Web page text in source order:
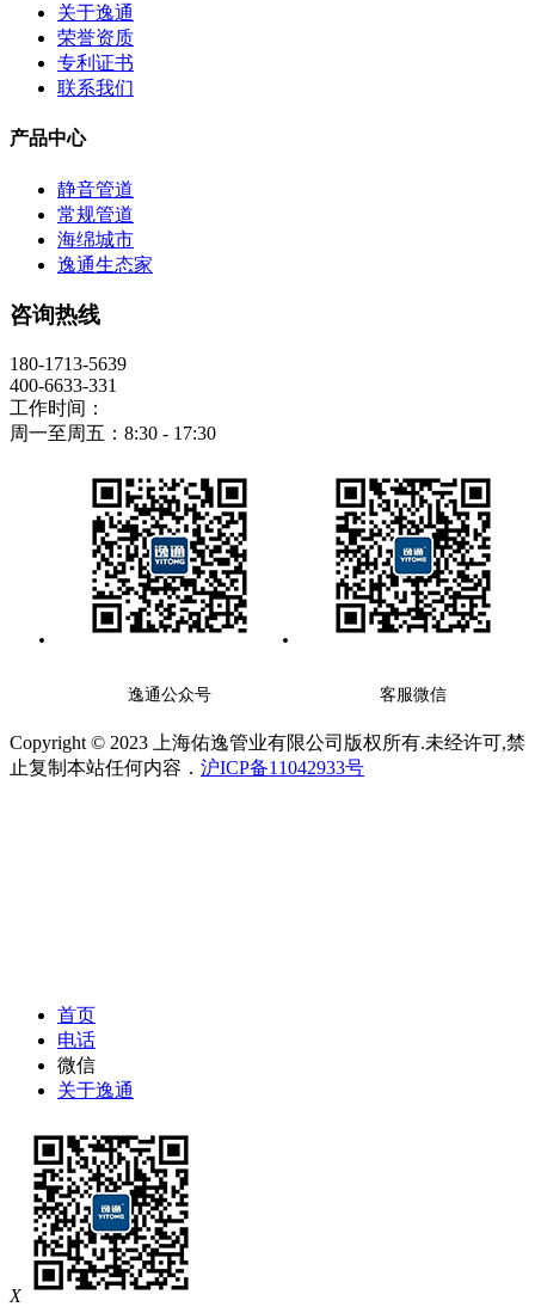
关于逸通
荣誉资质
专利证书
联系我们
产品中心
静音管道
常规管道
海绵城市
逸通生态家
咨询热线
180-1713-5639
400-6633-331
工作时间：
周一至周五：8:30 - 17:30
逸通公众号 客服微信
Copyright © 2023 上海佑逸管业有限公司版权所有.未经许可,禁
止复制本站任何内容． 沪ICP备11042933号
首页
电话
微信
关于逸通
X